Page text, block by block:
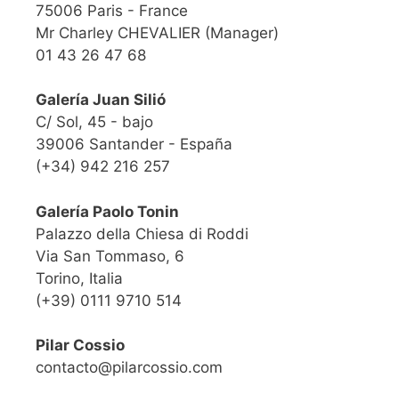
75006 Paris - France
Mr Charley CHEVALIER (Manager)
01 43 26 47 68
Galería Juan Silió
C/ Sol, 45 - bajo
39006 Santander - España
(+34) 942 216 257
Galería Paolo Tonin
Palazzo della Chiesa di Roddi
Via San Tommaso, 6
Torino, Italia
(+39) 0111 9710 514
Pilar Cossio
contacto@pilarcossio.com